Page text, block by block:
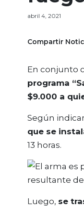
abril 4, 2021
Compartir
En conjunto
programa
$9.000 a
Según
que se
13 horas.
Luego, se